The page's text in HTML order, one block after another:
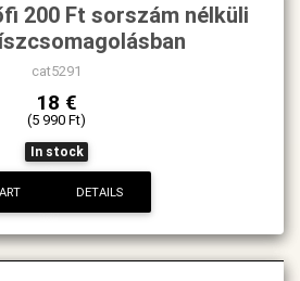
200 Ft sorszám nélküli
cat5291
18 €
(5 990 Ft)
In stock
DETAILS